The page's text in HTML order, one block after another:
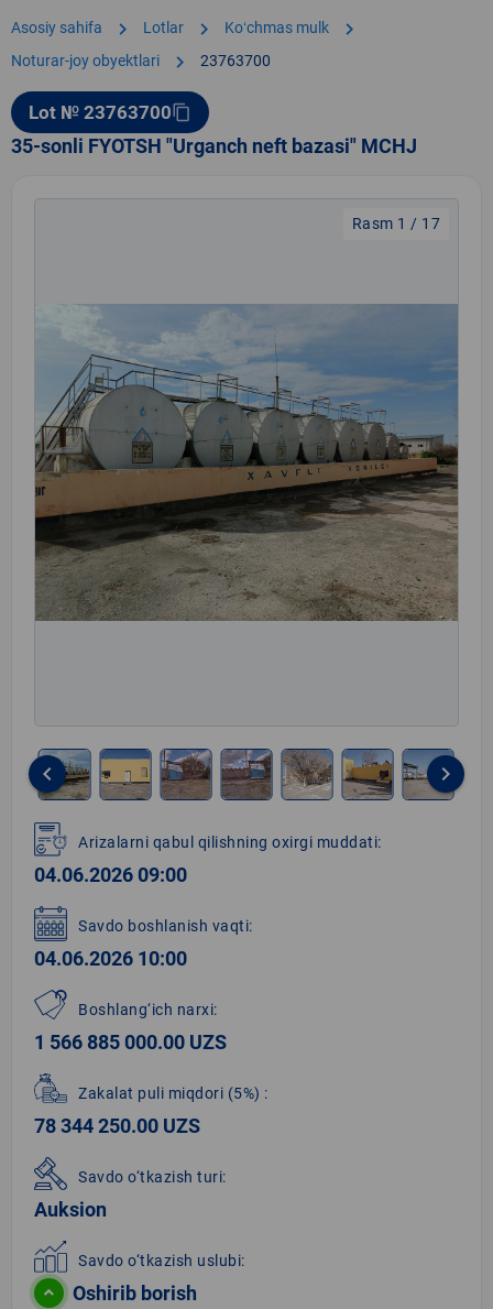
Asosiy sahifa chevron_right Lotlar chevron_right Koʻchmas mulk chevron_right
Noturar-joy obyektlari chevron_right 23763700
Lot № 23763700content_copy
35-sonli FYOTSH "Urganch neft bazasi" MCHJ
Rasm 1 / 17
1
of
17
keyboard_arrow_left keyboard_arrow_right
Arizalarni qabul qilishning oxirgi muddati:
04.06.2026 09:00
Savdo boshlanish vaqti:
04.06.2026 10:00
Boshlang‘ich narxi:
1 566 885 000.00 UZS
Zakalat puli miqdori (5%) :
78 344 250.00 UZS
Savdo o‘tkazish turi:
Auksion
Savdo o‘tkazish uslubi:
Oshirib borish